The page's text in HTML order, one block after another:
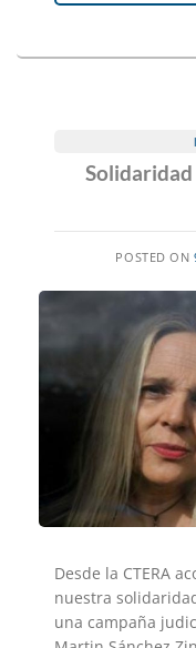
Solidaridad
POSTED ON
Desde la CTERA
nuestra
una campaña